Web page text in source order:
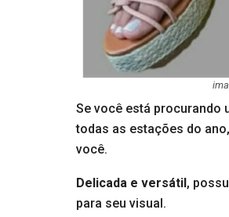
Se você está procurando
todas as estações do
você.
Delicada e versátil,
para seu visual.